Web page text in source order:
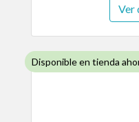
Ver
Disponible en tienda